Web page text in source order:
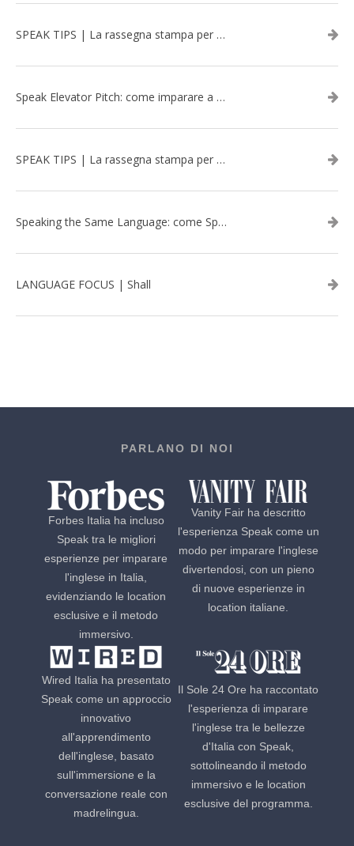
SPEAK TIPS | La rassegna stampa per migliorare l’inglese - marzo 2026
Speak Elevator Pitch: come imparare a gestire una presentazione in inglese
SPEAK TIPS | La rassegna stampa per migliorare l’inglese - febbraio 2026
Speaking the Same Language: come Speak aiuta a rafforzare i team attraverso il Team Building in inglese
LANGUAGE FOCUS | Shall
PARLANO DI NOI
Forbes Italia ha incluso
Speak tra le migliori
esperienze per imparare
l'inglese in Italia,
evidenziando le location
esclusive e il metodo
immersivo.
Vanity Fair ha descritto
l'esperienza Speak come un
modo per imparare l'inglese
divertendosi, con un pieno
di nuove esperienze in
location italiane.
Wired Italia ha presentato
Speak come un approccio
innovativo
all'apprendimento
dell'inglese, basato
sull'immersione e la
conversazione reale con
madrelingua.
Il Sole 24 Ore ha raccontato
l'esperienza di imparare
l'inglese tra le bellezze
d'Italia con Speak,
sottolineando il metodo
immersivo e le location
esclusive del programma.